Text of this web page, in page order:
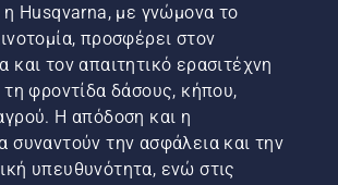
Husqvarna, με γνώμονα το
προσφέρει στον
και τον απαιτητικό ερασιτέχνη
τη φροντίδα δάσους, κήπου,
Η απόδοση και η
συναντούν την ασφάλεια και την
υπευθυνότητα, ενώ στις